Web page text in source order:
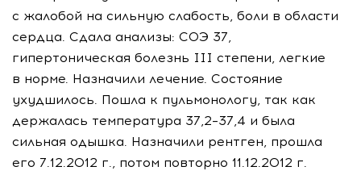
с жалобой на сильную слабость, боли в области
сердца. Сдала анализы: СОЭ 37,
гипертоническая болезнь III степени, легкие
в норме. Назначили лечение. Состояние
ухудшилось. Пошла к пульмонологу, так как
держалась температура 37,2–37,4 и была
сильная одышка. Назначили рентген, прошла
его 7.12.2012 г., потом повторно 11.12.2012 г.